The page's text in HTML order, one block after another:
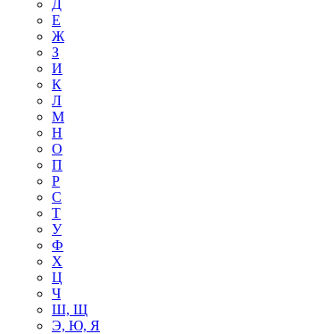
Д
Е
Ж
З
И
К
Л
М
Н
О
П
Р
С
Т
У
Ф
Х
Ц
Ч
Ш, Щ
Э, Ю, Я